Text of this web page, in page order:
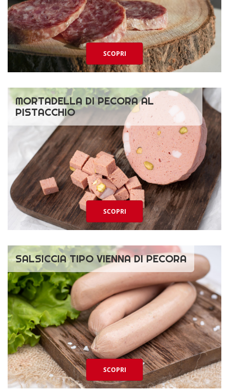
SCOPRI
MORTADELLA DI PECORA AL
PISTACCHIO
SCOPRI
SALSICCIA TIPO VIENNA DI PECORA
SCOPRI